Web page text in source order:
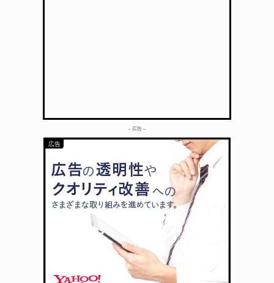
– 広告 –